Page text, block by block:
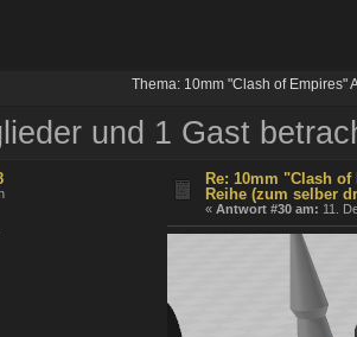
Thema: 10mm "Clash of
und 1 Gast
Re: 10mm "Clash
Reihe (zum selber
«Antwort #30 am: 11.